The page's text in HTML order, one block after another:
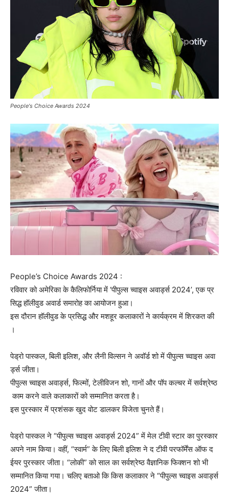
People's Choice Awards 2024
People’s Choice Awards 2024 :
रविवार को अमेरिका के कैलिफोर्निया में ‘पीपुल्स च्वाइस अवार्ड्स 2024’, एक प्र
सिद्ध हॉलीवुड अवार्ड समारोह का आयोजन हुआ।
इस दौरान हॉलीवुड के प्रसिद्ध और मशहूर कलाकारों ने कार्यक्रम में शिरकत की
।
पेड्रो पास्कल, बिली इलिश, और लैनी विल्सन ने अवॉर्ड शो में पीपुल्स च्वाइस अवा
र्ड्स जीता।
पीपुल्स च्वाइस अवार्ड्स, फिल्मों, टेलीविजन शो, गानों और पॉप कल्चर में सर्वश्रेष्ठ
काम करने वाले कलाकारों को सम्मानित करता है।
इस पुरस्कार में प्रशंसक खुद वोट डालकर विजेता चुनते हैं।
पेड्रो पास्कल ने “पीपुल्स च्वाइस अवार्ड्स 2024” में मेल टीवी स्टार का पुरस्कार
अपने नाम किया। वहीं, “स्वार्म” के लिए बिली इलिश ने द टीवी परफॉर्मेंस ऑफ द
ईयर पुरस्कार जीता। “लोकी” को साल का सर्वश्रेष्ठ वैज्ञानिक फिक्शन शो भी
सम्मानित किया गया। चलिए बताओ कि किस कलाकार ने “पीपुल्स च्वाइस अवार्ड्स
2024” जीता।